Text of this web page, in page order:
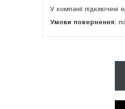
У компанії